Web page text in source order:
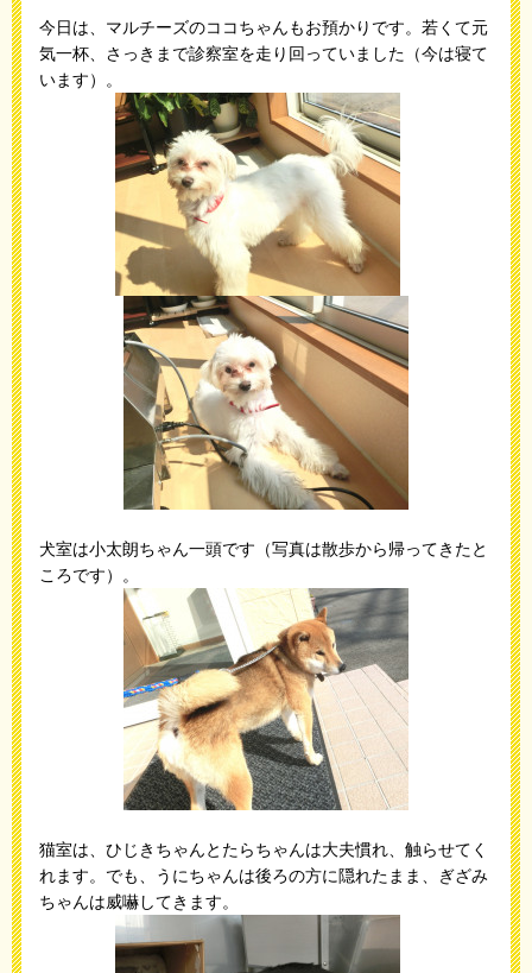
今日は、マルチーズのココちゃんもお預かりです。若くて元
気一杯、さっきまで診察室を走り回っていました（今は寝て
います）。
犬室は小太朗ちゃん一頭です（写真は散歩から帰ってきたと
ころです）。
猫室は、ひじきちゃんとたらちゃんは大夫慣れ、触らせてく
れます。でも、うにちゃんは後ろの方に隠れたまま、ぎざみ
ちゃんは威嚇してきます。